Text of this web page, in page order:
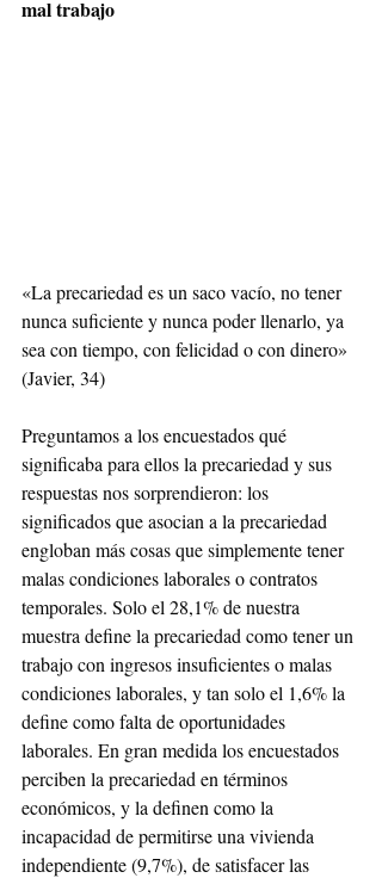
mal trabajo
«La precariedad es un saco vacío, no tener
nunca suficiente y nunca poder llenarlo, ya
sea con tiempo, con felicidad o con dinero»
(Javier, 34)
Preguntamos a los encuestados qué
significaba para ellos la precariedad y sus
respuestas nos sorprendieron: los
significados que asocian a la precariedad
engloban más cosas que simplemente tener
malas condiciones laborales o contratos
temporales. Solo el 28,1% de nuestra
muestra define la precariedad como tener un
trabajo con ingresos insuficientes o malas
condiciones laborales, y tan solo el 1,6% la
define como falta de oportunidades
laborales. En gran medida los encuestados
perciben la precariedad en términos
económicos, y la definen como la
incapacidad de permitirse una vivienda
independiente (9,7%), de satisfacer las